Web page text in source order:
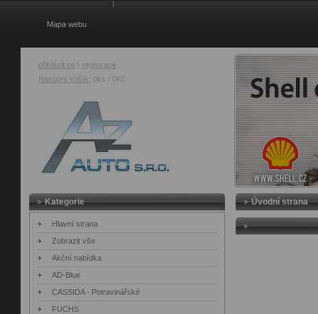
Mapa webu
Nákupní košík: 0ks / 0Kč
přihlásit se | registrace
Úvodní strana
Kategorie
Hlavní strana
Zobrazit vše
Akční nabídka
AD-Blue
CASSIDA - Potravinářské
FUCHS